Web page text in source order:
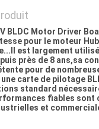
BLDC Motor Driver
pour le moteur
Il est largement
près de 8 ans,sa
pour de
carte de pilotage
standard
fiables sont
et